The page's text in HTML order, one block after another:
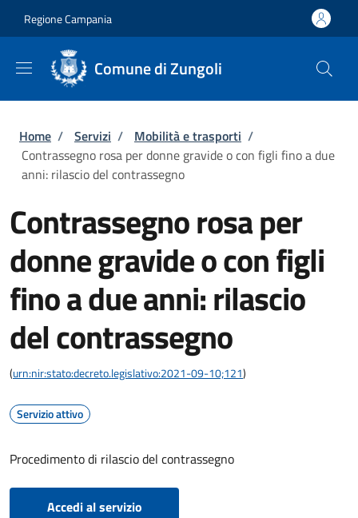
Regione Campania
Comune di Zungoli
Briciole di pane
Home / Servizi / Mobilità e trasporti /
Contrassegno rosa per donne gravide o con figli fino a due
anni: rilascio del contrassegno
Contrassegno rosa per
donne gravide o con figli
fino a due anni: rilascio
del contrassegno
(urn:nir:stato:decreto.legislativo:2021-09-10;121)
Servizio attivo
Procedimento di rilascio del contrassegno
Accedi al servizio